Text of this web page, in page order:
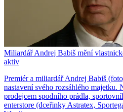
Miliardář Andrej Babiš mění
aktiv
Premiér a miliardář Andrej Babiš
nastavení svého rozsáhlého majetku.
prodejcem spodního prádla,
enterstore (dceřinky Astratex,